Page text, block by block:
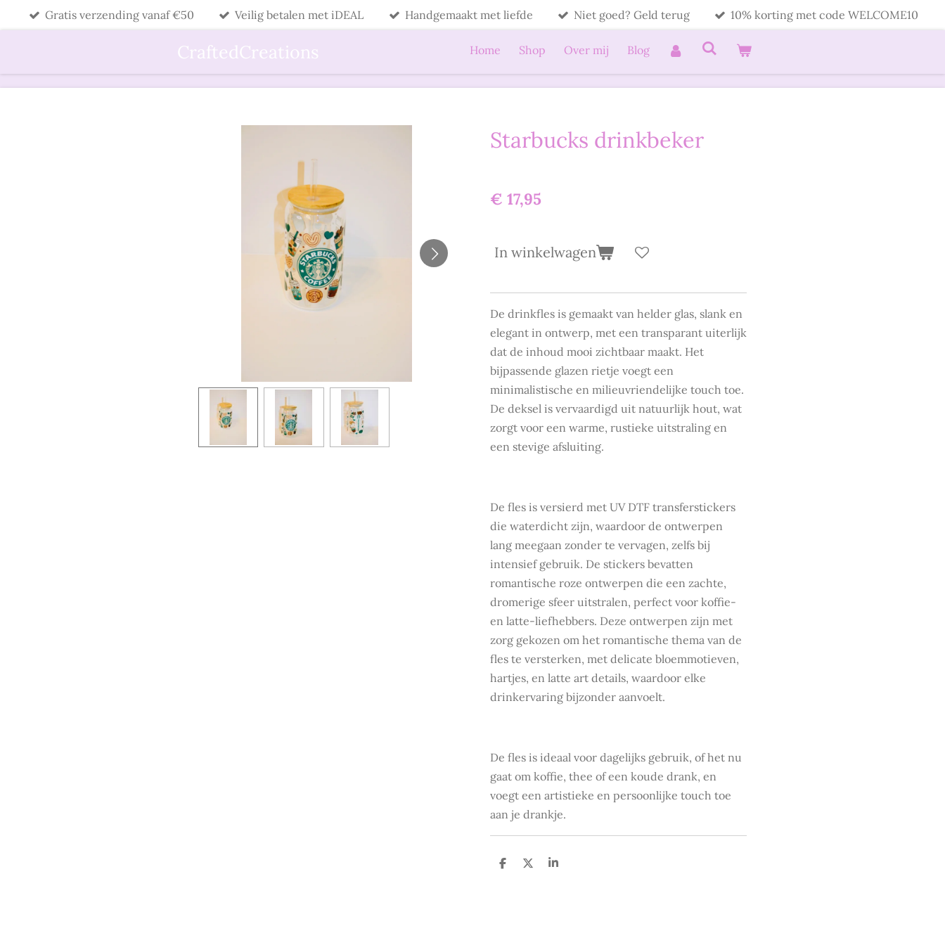
hoofdinhoud
Gratis verzending vanaf €50 Veilig betalen met iDEAL Handgemaakt met liefde Niet goed? Geld terug 10% korting met code WELCOME10
CraftedCreations Home Shop Over mij Blog
Starbucks drinkbeker
€ 17,95
In winkelwagen
De drinkfles is gemaakt van helder glas, slank en
elegant in ontwerp, met een transparant uiterlijk
dat de inhoud mooi zichtbaar maakt. Het
bijpassende glazen rietje voegt een
minimalistische en milieuvriendelijke touch toe.
De deksel is vervaardigd uit natuurlijk hout, wat
zorgt voor een warme, rustieke uitstraling en
een stevige afsluiting.
De fles is versierd met UV DTF transferstickers
die waterdicht zijn, waardoor de ontwerpen
lang meegaan zonder te vervagen, zelfs bij
intensief gebruik. De stickers bevatten
romantische roze ontwerpen die een zachte,
dromerige sfeer uitstralen, perfect voor koffie-
en latte-liefhebbers. Deze ontwerpen zijn met
zorg gekozen om het romantische thema van de
fles te versterken, met delicate bloemmotieven,
hartjes, en latte art details, waardoor elke
drinkervaring bijzonder aanvoelt.
De fles is ideaal voor dagelijks gebruik, of het nu
gaat om koffie, thee of een koude drank, en
voegt een artistieke en persoonlijke touch toe
aan je drankje.
D
D
S